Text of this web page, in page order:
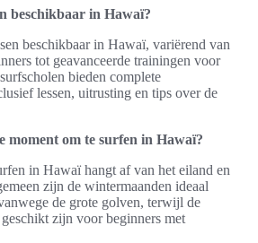
beschikbaar in Hawaï?
beschikbaar in Hawaï, variërend van
tot geavanceerde trainingen voor
bieden complete
lessen, uitrusting en tips over de
moment om te surfen in Hawaï?
in Hawaï hangt af van het eiland en
zijn de wintermaanden ideaal
de grote golven, terwijl de
zijn voor beginners met